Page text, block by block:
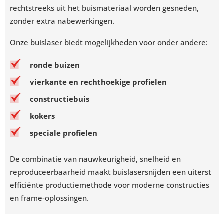
rechtstreeks uit het buismateriaal worden gesneden,
zonder extra nabewerkingen.
Onze buislaser biedt mogelijkheden voor onder andere:
ronde buizen
vierkante en rechthoekige profielen
constructiebuis
kokers
speciale profielen
De combinatie van nauwkeurigheid, snelheid en
reproduceerbaarheid maakt buislasersnijden een uiterst
efficiënte productiemethode voor moderne constructies
en frame-oplossingen.